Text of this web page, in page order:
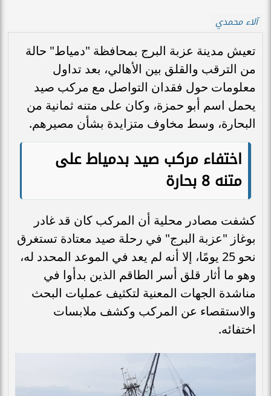
آلاء محمدي
تعيش مدينة عزبة البرج بمحافظة "دمياط" حالة
من الترقب والقلق بين الأهالي، بعد تداول
معلومات حول فقدان التواصل مع مركب صيد
يحمل اسم أبو حمزة، وكان على متنه ثمانية من
البحارة، وسط مخاوف متزايدة بشأن مصيرهم.
اختفاء مركب صيد بدمياط على
متنه 8 بحارة
كشفت مصادر محلية أن المركب كان قد غادر
بوغاز "عزبة البرج" في رحلة صيد معتادة تستغرق
نحو 25 يومًا، إلا أنه لم يعد في الموعد المحدد له،
وهو ما أثار قلق أسر الطاقم الذين بدأوا في
مناشدة الجهات المعنية لتكثيف عمليات البحث
والاستقصاء عن المركب وكشف ملابسات
اختفائه.